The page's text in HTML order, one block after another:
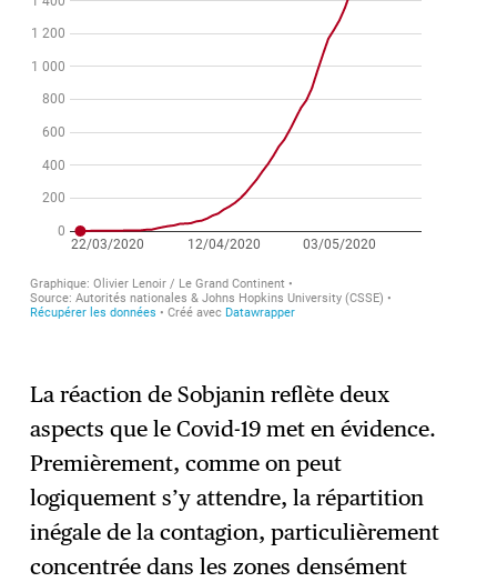
La réaction de Sobjanin reflète deux
aspects que le Covid-19 met en évidence.
Premièrement, comme on peut
logiquement s’y attendre, la répartition
inégale de la contagion, particulièrement
concentrée dans les zones densément